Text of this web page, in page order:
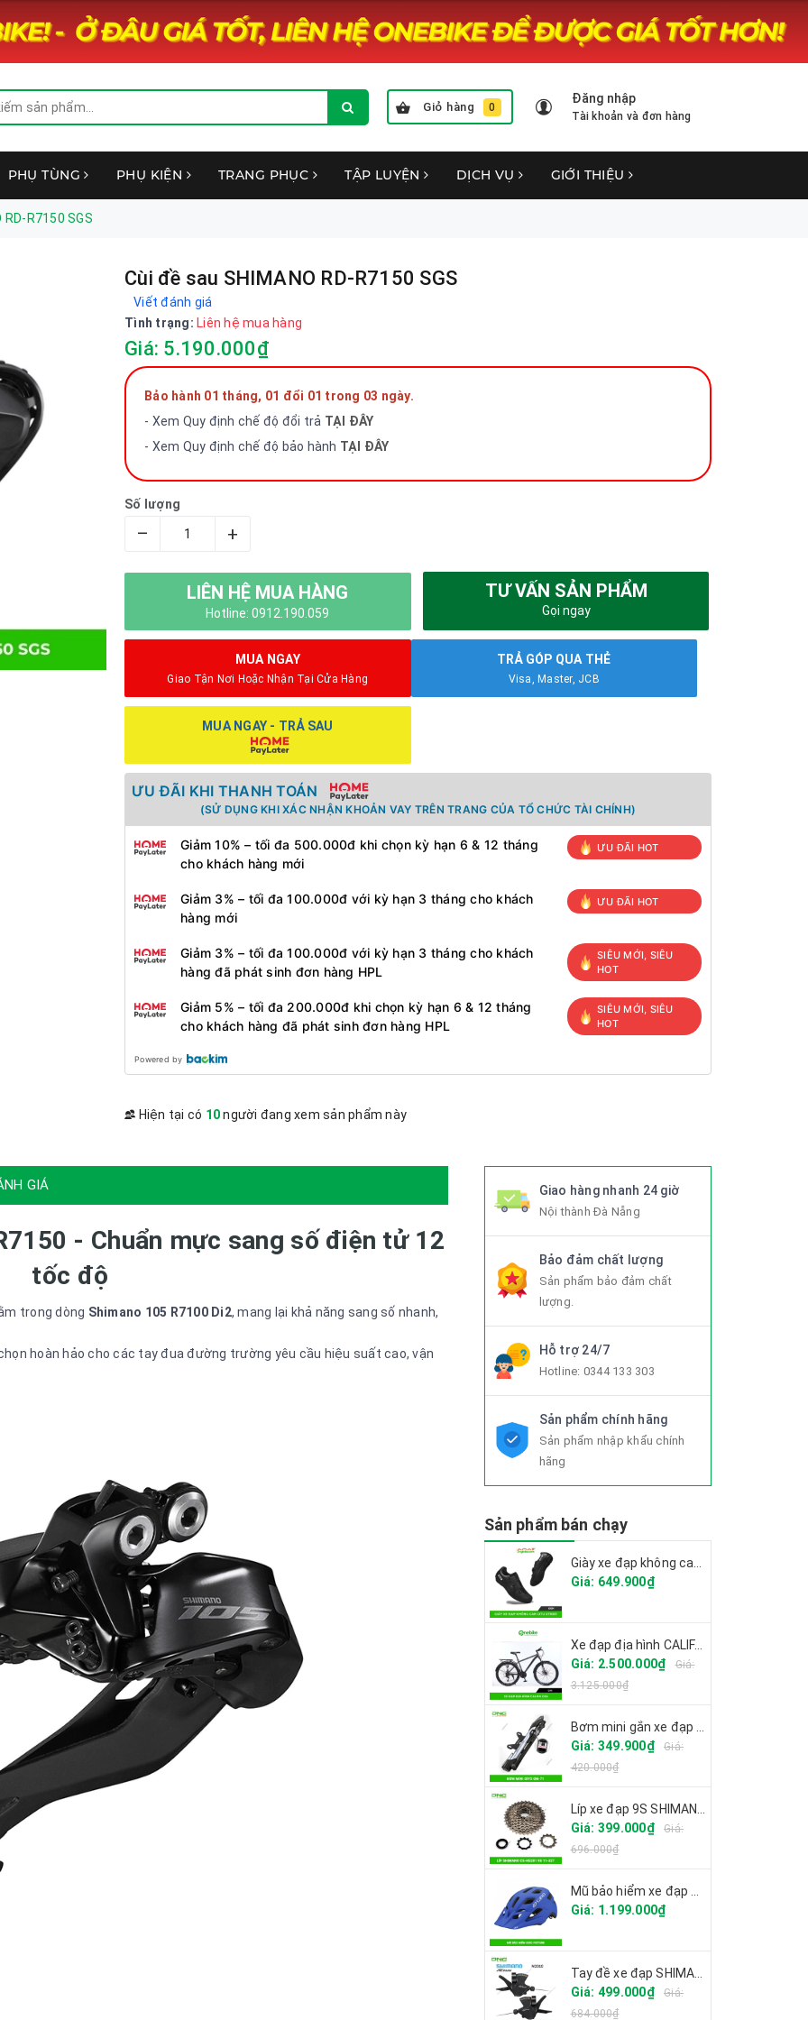
Giỏ hàng 0
Đăng nhập
Tài khoản và đơn hàng
PHỤ TÙNG PHỤ KIỆN TRANG PHỤC TẬP LUYỆN DỊCH VỤ GIỚI THIỆU
R7150 SGS
Cùi đề sau SHIMANO RD-R7150 SGS
Viết đánh giá
Tình trạng: Liên hệ mua hàng
Giá: 5.190.000₫
Bảo hành 01 tháng, 01 đổi 01 trong 03 ngày.
- Xem Quy định chế độ đổi trả TẠI ĐÂY
- Xem Quy định chế độ bảo hành TẠI ĐÂY
Số lượng
– +
LIÊN HỆ MUA HÀNG
Hotline: 0912.190.059
TƯ VẤN SẢN PHẨM
Gọi ngay
MUA NGAY
Giao Tận Nơi Hoặc Nhận Tại Cửa Hàng
TRẢ GÓP QUA THẺ
Visa, Master, JCB
MUA NGAY - TRẢ SAU
ƯU ĐÃI KHI THANH TOÁN
(SỬ DỤNG KHI XÁC NHẬN KHOẢN VAY TRÊN TRANG CỦA TỔ CHỨC TÀI CHÍNH)
Giảm 10% – tối đa 500.000đ khi chọn kỳ hạn 6 & 12 tháng
cho khách hàng mới
ƯU ĐÃI HOT
Giảm 3% – tối đa 100.000đ với kỳ hạn 3 tháng cho khách
hàng mới
ƯU ĐÃI HOT
Giảm 3% – tối đa 100.000đ với kỳ hạn 3 tháng cho khách
hàng đã phát sinh đơn hàng HPL
SIÊU MỚI, SIÊU
HOT
Giảm 5% – tối đa 200.000đ khi chọn kỳ hạn 6 & 12 tháng
cho khách hàng đã phát sinh đơn hàng HPL
SIÊU MỚI, SIÊU
HOT
Powered by
Hiện tại có 10người đang xem sản phẩm này
GIÁ
- Chuẩn mực sang số điện tử 12
tốc độ
trong dòng Shimano 105 R7100 Di2, mang lại khả năng sang số nhanh,
hoàn hảo cho các tay đua đường trường yêu cầu hiệu suất cao, vận
Giao hàng nhanh 24 giờ
Nội thành Đà Nẵng
Bảo đảm chất lượng
Sản phẩm bảo đảm chất
lượng.
Hỗ trợ 24/7
Hotline: 0344 133 303
Sản phẩm chính hãng
Sản phẩm nhập khẩu chính
hãng
Sản phẩm bán chạy
Giá: 649.900₫
Xe đạp địa hình CALIFA CK6
Giá: 2.500.000₫
Giá:
3.125.000₫
Giá: 349.900₫
Giá:
420.000₫
Giá: 399.000₫
Giá:
696.000₫
Giá: 1.199.000₫
Giá: 499.000₫
Giá:
684.000₫